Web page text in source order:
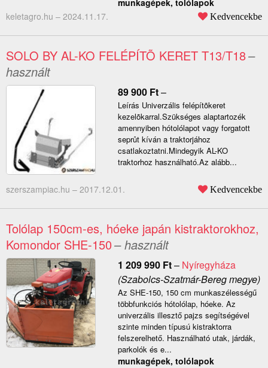
munkagépek, tolólapok
keletagro.hu – 2024.11.17. Kedvencekbe
SOLO BY AL-KO FELÉPÍTÕ KERET T13/T18–
használt
89 900 Ft–
Leírás Univerzális felépítõkeret
kezelõkarral.Szükséges alaptartozék
amennyiben hótolólapot vagy forgatott
seprût kíván a traktorjához
csatlakoztatni.Mindegyik AL-KO
traktorhoz használható.Az alább...
szerszampiac.hu – 2017.12.01. Kedvencekbe
Tolólap 150cm-es, hóeke japán kistraktorokhoz,
Komondor SHE-150– használt
1 209 990 Ft– Nyíregyháza
(Szabolcs-Szatmár-Bereg megye)
Az SHE-150, 150 cm munkaszélességű
többfunkciós hótolólap, hóeke. Az
univerzális illesztő pajzs segítségével
szinte minden típusú kistraktorra
felszerelhető. Használható utak, járdák,
parkolók és e...
munkagépek, tolólapok